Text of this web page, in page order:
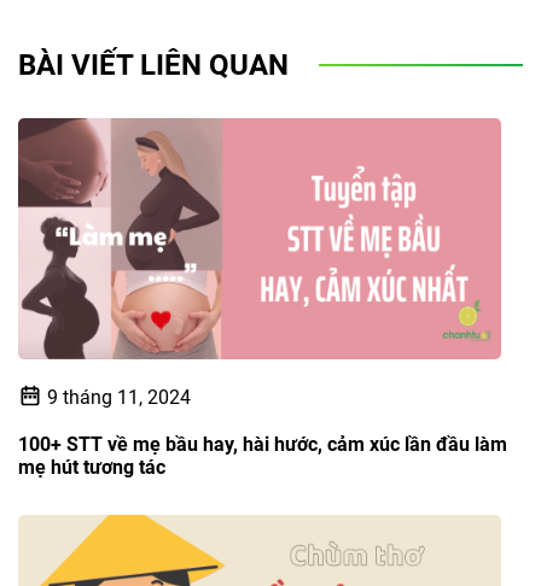
BÀI VIẾT LIÊN QUAN
9 tháng 11, 2024
100+ STT về mẹ bầu hay, hài hước, cảm xúc lần đầu làm
mẹ hút tương tác